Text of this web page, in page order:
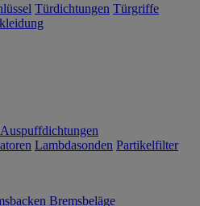
Türdichtungen Türgriffe
Auspuffdichtungen
Lambdasonden Partikelfilter
Bremsbeläge